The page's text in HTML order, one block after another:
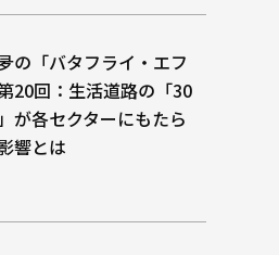
の「バタフライ・エフ
20回：生活道路の「30
が各セクターにもたら
響とは